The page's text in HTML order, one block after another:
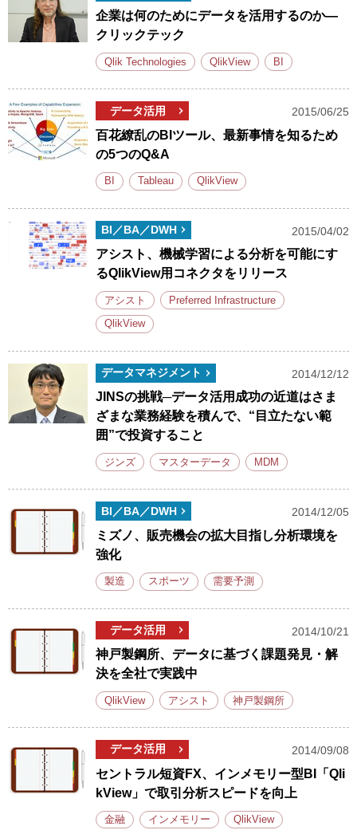
企業は何のためにデータを活用するのか―
クリックテック
Qlik Technologies QlikView BI
データ活用 2015/06/25
百花繚乱のBIツール、最新事情を知るため
の5つのQ&A
BI Tableau QlikView
BI／BA／DWH 2015/04/02
アシスト、機械学習による分析を可能にす
るQlikView用コネクタをリリース
アシスト Preferred Infrastructure
QlikView
データマネジメント 2014/12/12
JINSの挑戦─データ活用成功の近道はさま
ざまな業務経験を積んで、“目立たない範
囲”で投資すること
ジンズ マスターデータ MDM
BI／BA／DWH 2014/12/05
ミズノ、販売機会の拡大目指し分析環境を
強化
製造 スポーツ 需要予測
データ活用 2014/10/21
神戸製鋼所、データに基づく課題発見・解
決を全社で実践中
QlikView アシスト 神戸製鋼所
データ活用 2014/09/08
セントラル短資FX、インメモリー型BI「Qli
kView」で取引分析スピードを向上
金融 インメモリー QlikView